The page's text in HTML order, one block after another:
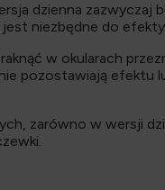
dzienna
niezbędne do
w okularach
pozostawiają
zarówno w wersji